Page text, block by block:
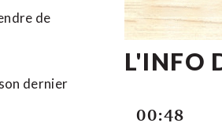
de
dernier
L'INFO
00:48